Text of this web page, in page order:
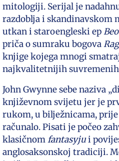
mitologiji. Serijal je
razdoblja i skandinavskom
utkan i staroengleski ep
priča o sumraku bogova
knjige kojega mnogi
najkvalitetnijih suvremenih
John Gwynne sebe naziva
književnom svijetu jer je
rukom, u bilježnicama, prije
računalo. Pisati je počeo
klasičnomfantasyjui
anglosaksonskoj tradiciji.